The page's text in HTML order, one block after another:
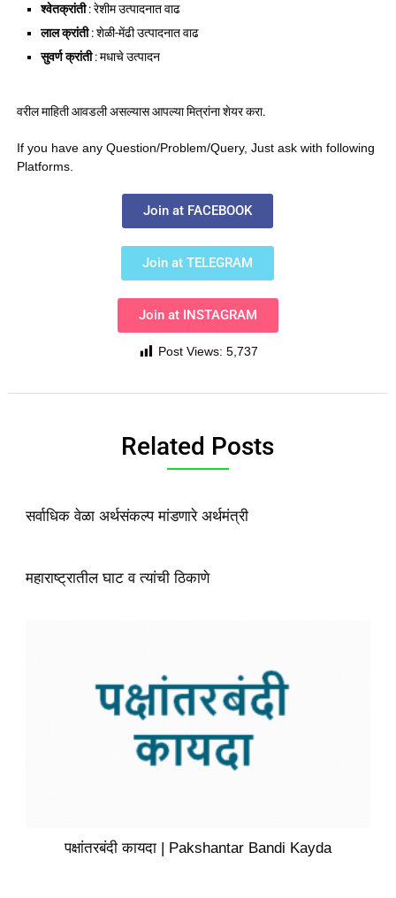
श्वेतक्रांती: रेशीम उत्पादनात वाढ
लाल क्रांती: शेळी-मेंढी उत्पादनात वाढ
सुवर्ण क्रांती: मधाचे उत्पादन
वरील माहिती आवडली असल्यास आपल्या मित्रांना शेयर करा.
If you have any Question/Problem/Query, Just ask with following
Platforms.
Join at FACEBOOK
Join at TELEGRAM
Join at INSTAGRAM
Post Views: 5,737
Related Posts
सर्वाधिक वेळा अर्थसंकल्प मांडणारे अर्थमंत्री
महाराष्ट्रातील घाट व त्यांची ठिकाणे
पक्षांतरबंदी कायदा | Pakshantar Bandi Kayda